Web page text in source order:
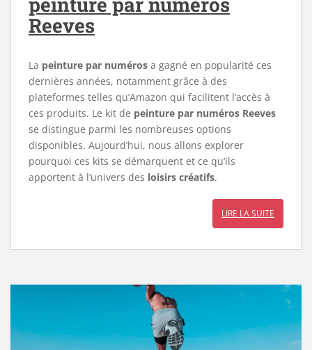
Reeves
La peinture par numéros a gagné en popularité ces
dernières années, notamment grâce à des
plateformes telles qu’Amazon qui facilitent l’accès à
ces produits. Le kit de peinture par numéros Reeves
se distingue parmi les nombreuses options
disponibles. Aujourd’hui, nous allons explorer
pourquoi ces kits se démarquent et ce qu’ils
apportent à l’univers des loisirs créatifs.
LIRE LA SUITE